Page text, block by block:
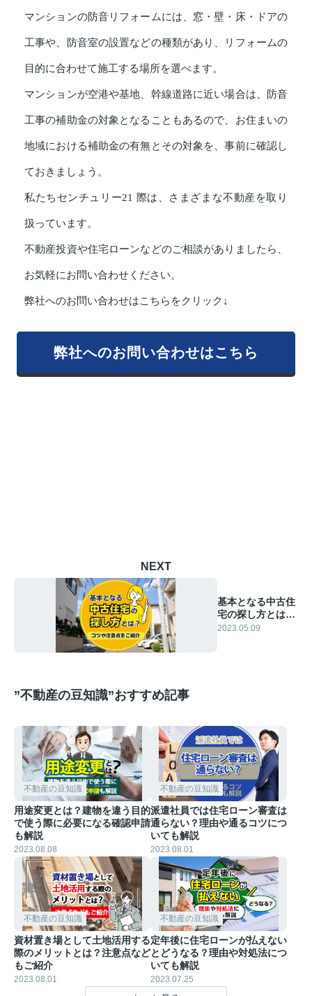
マンションの防音リフォームには、窓・壁・床・ドアの
工事や、防音室の設置などの種類があり、リフォームの
目的に合わせて施工する場所を選べます。
マンションが空港や基地、幹線道路に近い場合は、防音
工事の補助金の対象となることもあるので、お住まいの
地域における補助金の有無とその対象を、事前に確認し
ておきましょう。
私たちセンチュリー21 際は、さまざまな不動産を取り
扱っています。
不動産投資や住宅ローンなどのご相談がありましたら、
お気軽にお問い合わせください。
弊社へのお問い合わせはこちらをクリック↓
弊社へのお問い合わせはこちら
NEXT
基本となる中古住
宅の探し方とは？
コツや注意点をご
2023.05.09
”不動産の豆知識”おすすめ記事
不動産の豆知識
用途変更とは？建物を違う目的
で使う際に必要になる確認申請
も解説
2023.08.08
不動産の豆知識
派遣社員では住宅ローン審査は
通らない？理由や通るコツにつ
いても解説
2023.08.01
不動産の豆知識
資材置き場として土地活用する
際のメリットとは？注意点など
もご紹介
2023.08.01
不動産の豆知識
定年後に住宅ローンが払えない
とどうなる？理由や対処法につ
いても解説
2023.07.25